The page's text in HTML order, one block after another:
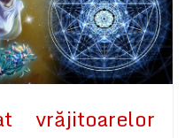
vrăjitoarelor